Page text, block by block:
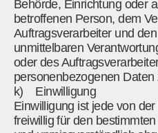
Behörde, Einrichtung oder
betroffenen Person, dem
Auftragsverarbeiter und
unmittelbaren
oder des
personenbezogenen Daten
k) Einwilligung
Einwilligung ist jede von
freiwillig für den